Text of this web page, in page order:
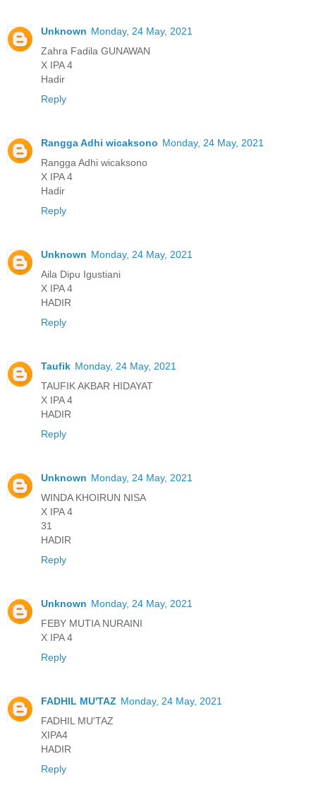
Unknown Monday, 24 May, 2021
Zahra Fadila GUNAWAN
X IPA 4
Hadir
Reply
Rangga Adhi wicaksono Monday, 24 May, 2021
Rangga Adhi wicaksono
X IPA 4
Hadir
Reply
Unknown Monday, 24 May, 2021
Aila Dipu Igustiani
X IPA 4
HADIR
Reply
Taufik Monday, 24 May, 2021
TAUFIK AKBAR HIDAYAT
X IPA 4
HADIR
Reply
Unknown Monday, 24 May, 2021
WINDA KHOIRUN NISA
X IPA 4
31
HADIR
Reply
Unknown Monday, 24 May, 2021
FEBY MUTIA NURAINI
X IPA 4
Reply
FADHIL MU'TAZ Monday, 24 May, 2021
FADHIL MU'TAZ
XIPA4
HADIR
Reply